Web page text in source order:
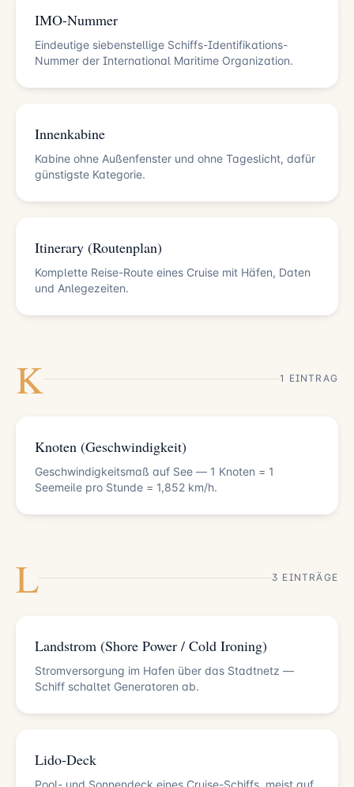
IMO-Nummer
Eindeutige siebenstellige Schiffs-Identifikations-
Nummer der International Maritime Organization.
Innenkabine
Kabine ohne Außenfenster und ohne Tageslicht, dafür
günstigste Kategorie.
Itinerary (Routenplan)
Komplette Reise-Route eines Cruise mit Häfen, Daten
und Anlegezeiten.
K 1 EINTRAG
Knoten (Geschwindigkeit)
Geschwindigkeitsmaß auf See — 1 Knoten = 1
Seemeile pro Stunde = 1,852 km/h.
L 3 EINTRÄGE
Landstrom (Shore Power / Cold Ironing)
Stromversorgung im Hafen über das Stadtnetz —
Schiff schaltet Generatoren ab.
Lido-Deck
Pool- und Sonnendeck eines Cruise-Schiffs, meist auf